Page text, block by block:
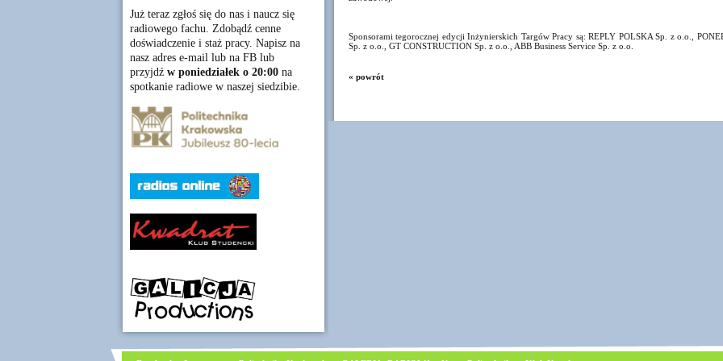
Już teraz zgłoś się do nas i naucz się
radiowego fachu. Zdobądź cenne
doświadczenie i staż pracy. Napisz na
nasz adres e-mail lub na FB lub
przyjdź w poniedziałek o 20:00na
spotkanie radiowe w naszej siedzibie.
Sponsorami tegorocznej edycji Inżynierskich Targów Pracy są: REPLY POLSKA Sp. z o.o.,
Sp. z o.o., GT CONSTRUCTION Sp. z o.o., ABB Business Service Sp. z o.o.
« powrót